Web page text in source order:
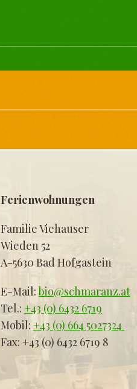
Ferienwohnungen
Familie Viehauser
Wieden 52
A-5630 Bad Hofgastein
E-Mail:bio@schmaranz.at
Tel.: +43 (0) 6432 6719
Mobil: +43 (0) 664 5027324
Fax: +43 (0) 6432 6719 8